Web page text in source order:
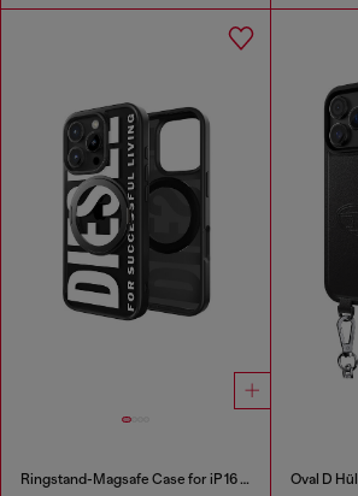
Ringstand-Magsafe Case for iP 16 Pro